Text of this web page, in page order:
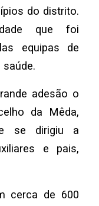
do distrito.
que foi
equipas de
adesão o
da Mêda,
se dirigiu a
e pais,
cerca de 600